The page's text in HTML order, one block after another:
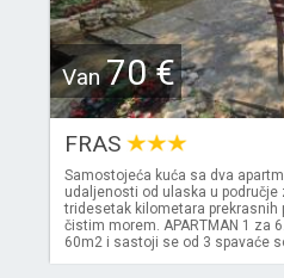
Van70 €
FRAS
Samostojeća kuća sa dva
udaljenosti od ulaska u područje
tridesetak kilometara
čistim morem. APARTMAN 1 za
60m2 i sastoji se od 3 spavaće